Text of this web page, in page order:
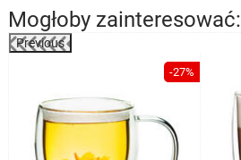
Mogłoby zainteresować:
Previous
-27%